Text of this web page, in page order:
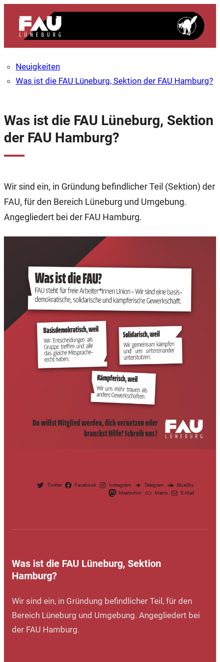
springen
Neuigkeiten
Was ist die FAU Lüneburg, Sektion der FAU Hamburg?
Was ist die FAU Lüneburg, Sektion
der FAU Hamburg?
Wir sind ein, in Gründung befindlicher Teil (Sektion) der
FAU, für den Bereich Lüneburg und Umgebung.
Angegliedert bei der FAU Hamburg.
Twitter Facebook Instagram Telegram
BlueSky
Mastodon
Matrix E-Mail
Was ist die FAU Lüneburg, Sektion
Hamburg?
Wir sind ein, in Gründung befindlicher Teil, für den
Bereich Lüneburg und Umgebung. Angegliedert bei
der FAU Hamburg.